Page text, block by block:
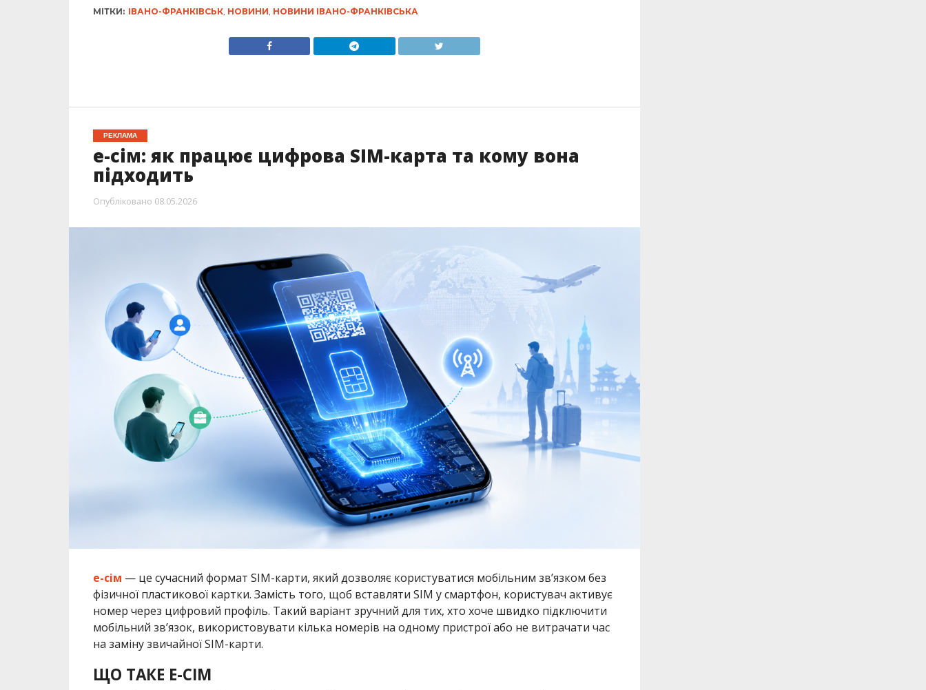
МІТКИ: ІВАНО-ФРАНКІВСЬК, НОВИНИ, НОВИНИ ІВАНО-ФРАНКІВСЬКА
РЕКЛАМА
e-сім: як працює цифрова SIM-карта та кому вона
підходить
Опубліковано 08.05.2026
е-сім — це сучасний формат SIM-карти, який дозволяє користуватися мобільним зв’язком без
фізичної пластикової картки. Замість того, щоб вставляти SIM у смартфон, користувач активує
номер через цифровий профіль. Такий варіант зручний для тих, хто хоче швидко підключити
мобільний зв’язок, використовувати кілька номерів на одному пристрої або не витрачати час
на заміну звичайної SIM-карти.
ЩО ТАКЕ E-СІМ